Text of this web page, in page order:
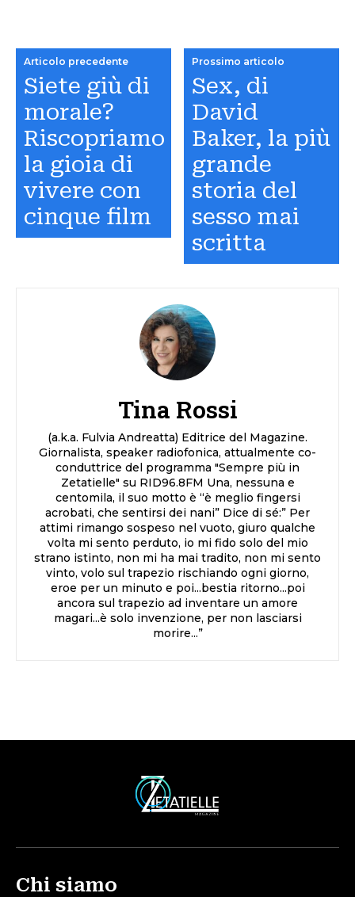
Articolo precedente
Siete giù di
morale?
Riscopriamo
la gioia di
vivere con
cinque film
Prossimo articolo
Sex, di
David
Baker, la più
grande
storia del
sesso mai
scritta
Tina Rossi
(a.k.a. Fulvia Andreatta) Editrice del Magazine.
Giornalista, speaker radiofonica, attualmente co-
conduttrice del programma "Sempre più in
Zetatielle" su RID96.8FM Una, nessuna e
centomila, il suo motto è “è meglio fingersi
acrobati, che sentirsi dei nani” Dice di sé:” Per
attimi rimango sospeso nel vuoto, giuro qualche
volta mi sento perduto, io mi fido solo del mio
strano istinto, non mi ha mai tradito, non mi sento
vinto, volo sul trapezio rischiando ogni giorno,
eroe per un minuto e poi...bestia ritorno...poi
ancora sul trapezio ad inventare un amore
magari...è solo invenzione, per non lasciarsi
morire...”
Chi siamo